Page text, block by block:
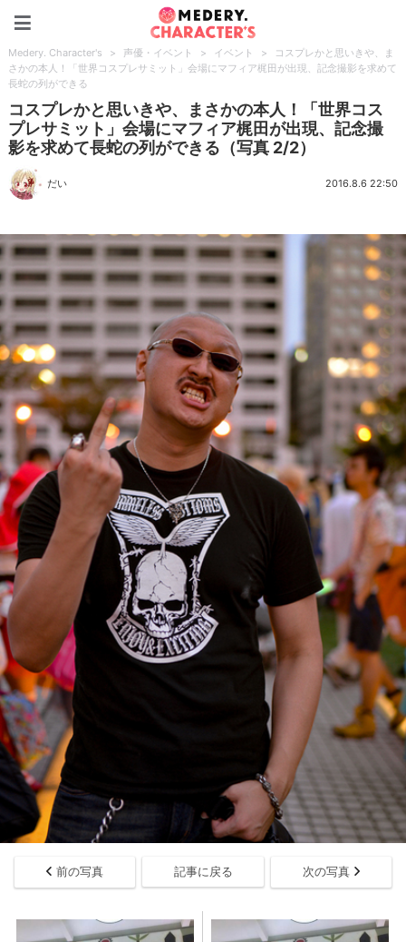
Medery. Character's > 声優・イベント > イベント >
コスプレかと思いきや、ま
さかの本人！「世界コスプレサミット」会場にマフィア梶田が出現、記念撮影を求めて
長蛇の列ができる
コスプレかと思いきや、まさかの本人！「世界コス
プレサミット」会場にマフィア梶田が出現、記念撮
影を求めて長蛇の列ができる（写真 2/2）
だい 2016.8.6 22:50
前の写真 記事に戻る 次の写真